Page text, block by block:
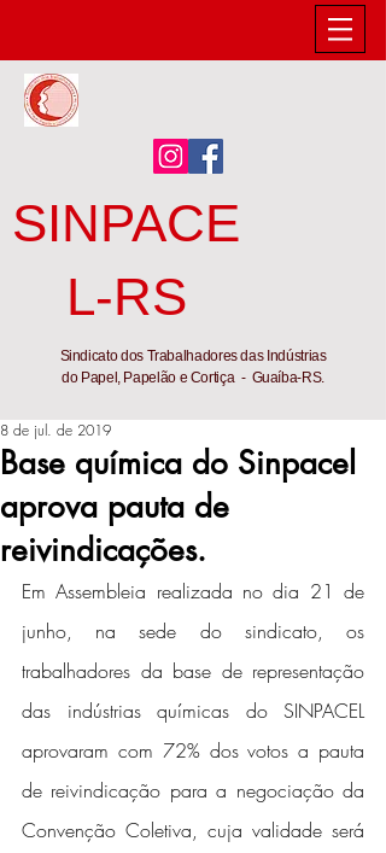
SINPACE
L-RS
Sindicato dos Trabalhadores das Indústrias
do Papel, Papelão e Cortiça - Guaíba-RS.
Base química do Sinpacel
aprova pauta de
reivindicações.
8 de jul. de 2019
Em Assembleia realizada no dia 21 de
junho, na sede do sindicato, os
trabalhadores da base de representação
das indústrias químicas do SINPACEL
aprovaram com 72% dos votos a pauta
de reivindicação para a negociação da
Convenção Coletiva, cuja validade será